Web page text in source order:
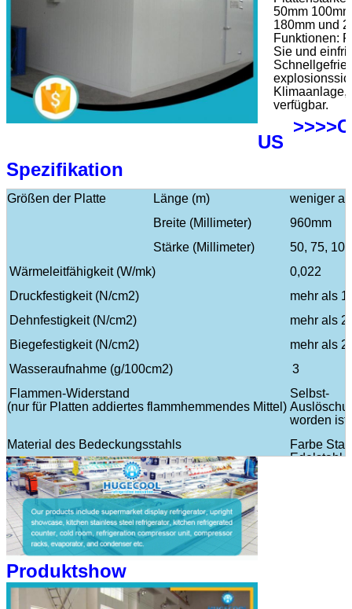
50mm
180mm und
Funktionen:
Sie und
Klimaanlage,
verfügbar.
US
Spezifikation
Größen der Platte Länge (m)
weniger
Breite (Millimeter)
960mm
Stärke (Millimeter)
50, 75,
Wärmeleitfähigkeit (W/mk)
0,022
Druckfestigkeit (N/cm2)
mehr als
Dehnfestigkeit (N/cm2)
mehr als
Biegefestigkeit (N/cm2)
mehr als
Wasseraufnahme (g/100cm2)
3
Flammen-Widerstand
(nur für Platten addiertes flammhemmendes Mittel)
Selbst-
worden ist
Material des Bedeckungsstahls
Farbe
Edelstahl
Produktshow